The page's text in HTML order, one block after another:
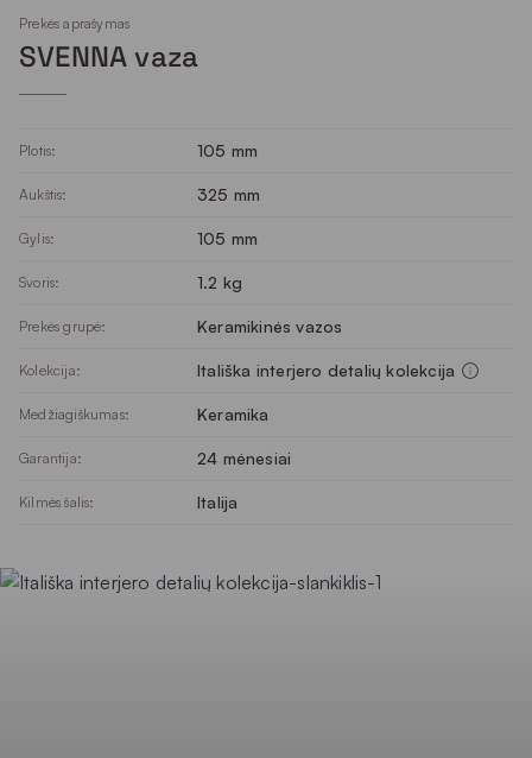
Prekės aprašymas
SVENNA vaza
Plotis: 105 mm
Aukštis: 325 mm
Gylis: 105 mm
Svoris: 1.2 kg
Prekės grupė: Keramikinės vazos
Kolekcija: Itališka interjero detalių kolekcija
Medžiagiškumas: Keramika
Garantija: 24 mėnesiai
Kilmės šalis: Italija